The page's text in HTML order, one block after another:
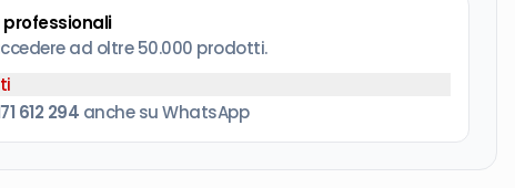
professionali
ad oltre 50.000 prodotti.
612 294 anche su WhatsApp